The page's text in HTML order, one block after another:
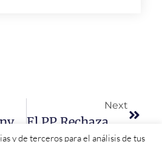
El Gobierno Invierte 54 Millones En CyL Para La Construcción De 1.241 Viviendas En Alquiler Social, 103 En La Provincia De Salamanca
Next
y de terceros para el análisis de tus